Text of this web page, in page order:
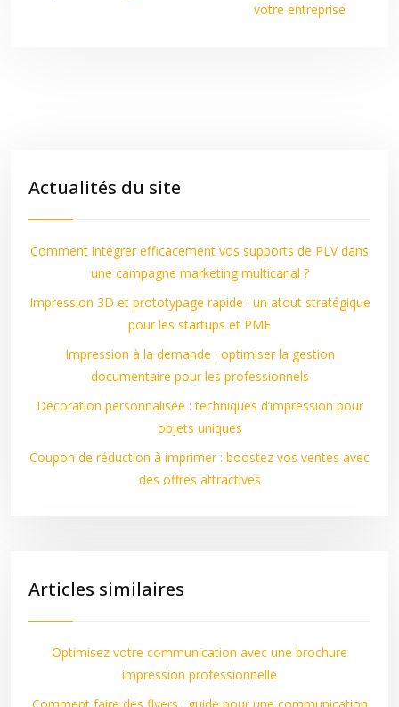
votre entreprise
Actualités du site
Comment intégrer efficacement vos supports de PLV dans
une campagne marketing multicanal ?
Impression 3D et prototypage rapide : un atout stratégique
pour les startups et PME
Impression à la demande : optimiser la gestion
documentaire pour les professionnels
Décoration personnalisée : techniques d’impression pour
objets uniques
Coupon de réduction à imprimer : boostez vos ventes avec
des offres attractives
Articles similaires
Optimisez votre communication avec une brochure
impression professionnelle